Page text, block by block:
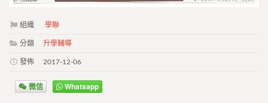
組織 學聯
分類 升學輔導
發佈 2017-12-06
微信 Whatsapp